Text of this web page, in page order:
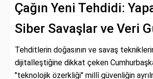
Çağın Yeni Tehdidi:
Siber Savaşlar ve Veri
Tehditlerin doğasının ve savaş
dijitalleştiğine dikkat çeken
"teknolojik özerkliği" millî güvenliğin